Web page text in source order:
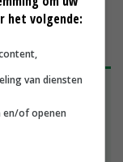
om
nieuw
met juli en
Noord-
het volgende:
van diensten
en/of openen